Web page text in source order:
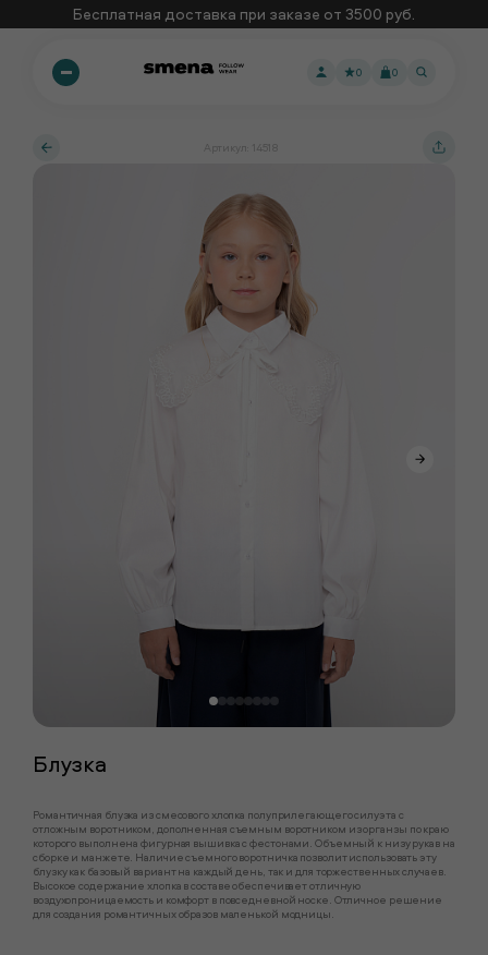
Бесплатная доставка при заказе от 3500 руб.
0
0
Артикул: 14518
Блузка
Романтичная блузка из смесового хлопка полуприлегающего силуэта с
отложным воротником, дополненная съемным воротником из органзы по краю
которого выполнена фигурная вышивка с фестонами. Объемный к низу рукав на
сборке и манжете. Наличие съемного воротничка позволит использовать эту
блузку как базовый вариант на каждый день, так и для торжественных случаев.
Высокое содержание хлопка в составе обеспечивает отличную
воздухопроницаемость и комфорт в повседневной носке. Отличное решение
для создания романтичных образов маленькой модницы.